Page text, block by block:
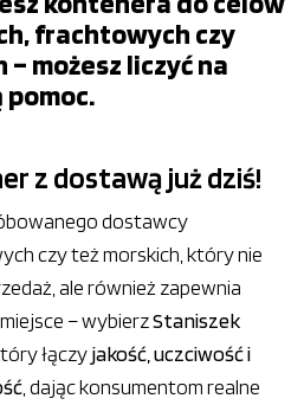
frachtowych czy
możesz liczyć na
z dostawą już dziś!
dostawcy
czy też morskich, który nie
ale również zapewnia
– wybierzStaniszek
łączyjakość, uczciwość i
, dając konsumentom realne